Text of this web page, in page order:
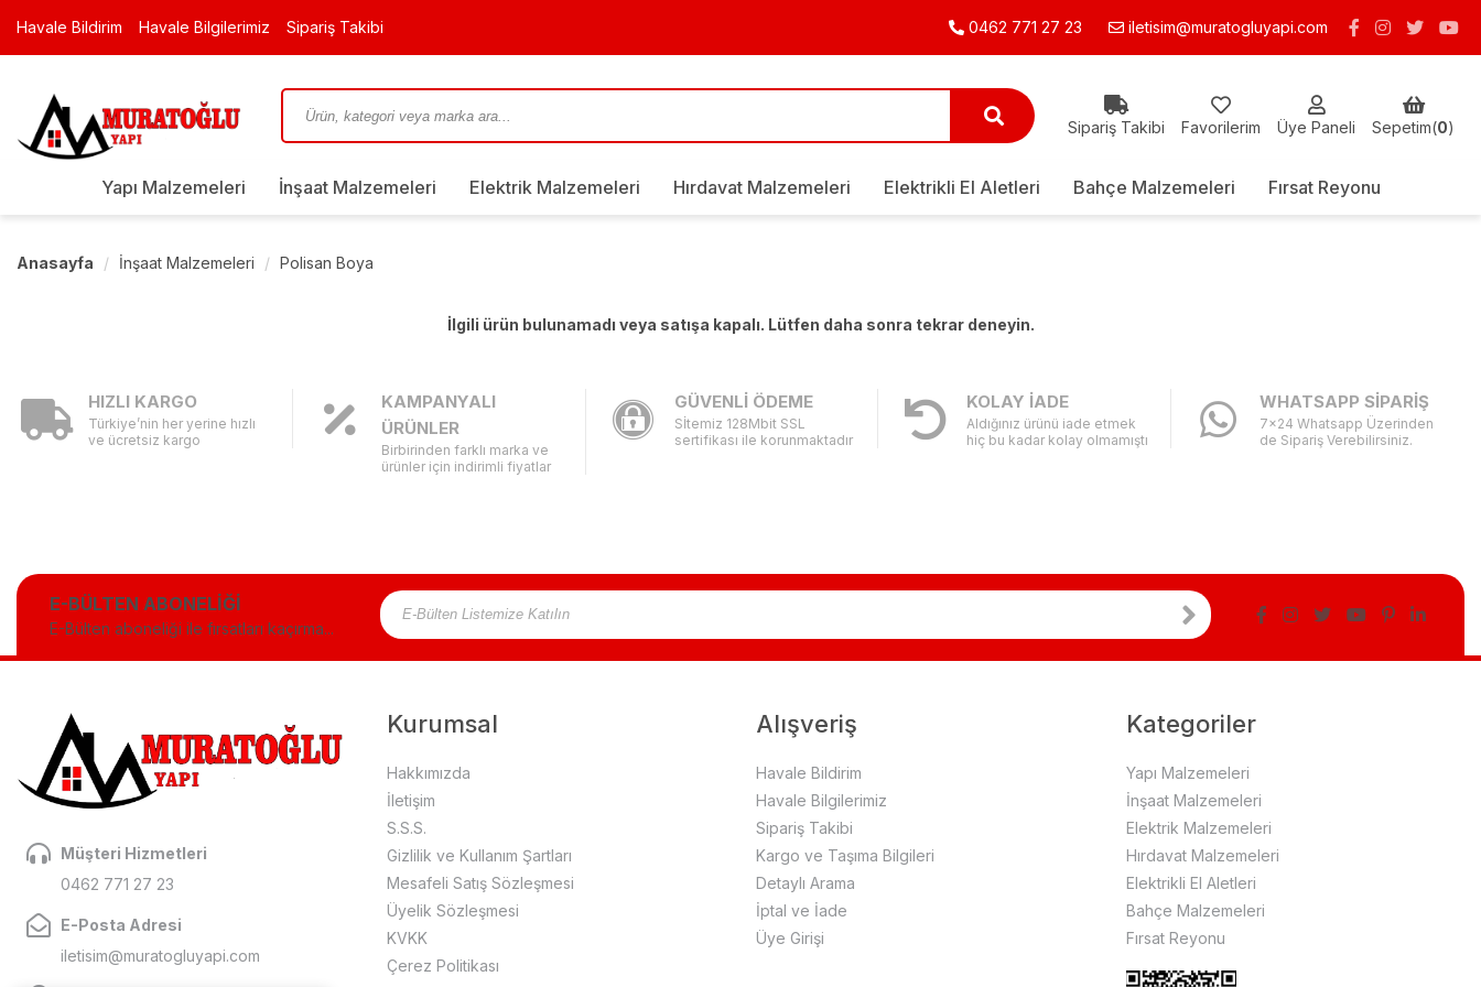
Havale Bildirim Havale Bilgilerimiz Sipariş Takibi 0462 771 27 23 iletisim@muratogluyapi.com
Sipariş Takibi Favorilerim Üye Paneli Sepetim(0)
Yapı Malzemeleri İnşaat Malzemeleri Elektrik Malzemeleri Hırdavat Malzemeleri Elektrikli El Aletleri Bahçe Malzemeleri Fırsat Reyonu
Anasayfa İnşaat Malzemeleri Polisan Boya
İlgili ürün bulunamadı veya satışa kapalı. Lütfen daha sonra tekrar deneyin.
HIZLI KARGO
Türkiye’nin her yerine hızlı
ve ücretsiz kargo
KAMPANYALI
ÜRÜNLER
Birbirinden farklı marka ve
ürünler için indirimli fiyatlar
GÜVENLİ ÖDEME
Sİtemiz 128Mbit SSL
sertifikası ile korunmaktadır
KOLAY İADE
Aldığınız ürünü iade etmek
hiç bu kadar kolay olmamıştı
WHATSAPP SİPARİŞ
7x24 Whatsapp Üzerinden
de Sipariş Verebilirsiniz.
E-BÜLTEN ABONELİĞİ
E-Bülten aboneliği ile fırsatları kaçırma...
Müşteri Hizmetleri
0462 771 27 23
E-Posta Adresi
iletisim@muratogluyapi.com
Kurumsal
Hakkımızda
İletişim
S.S.S.
Gizlilik ve Kullanım Şartları
Mesafeli Satış Sözleşmesi
Üyelik Sözleşmesi
KVKK
Çerez Politikası
Alışveriş
Havale Bildirim
Havale Bilgilerimiz
Sipariş Takibi
Kargo ve Taşıma Bilgileri
Detaylı Arama
İptal ve İade
Üye Girişi
Kategoriler
Yapı Malzemeleri
İnşaat Malzemeleri
Elektrik Malzemeleri
Hırdavat Malzemeleri
Elektrikli El Aletleri
Bahçe Malzemeleri
Fırsat Reyonu